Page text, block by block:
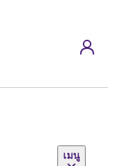
เมนู